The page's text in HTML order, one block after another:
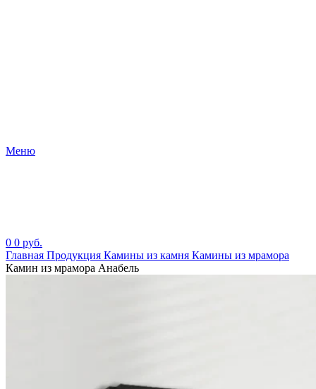
Меню
0 0 руб.
Главная Продукция Камины из камня Камины из мрамора
Камин из мрамора Анабель